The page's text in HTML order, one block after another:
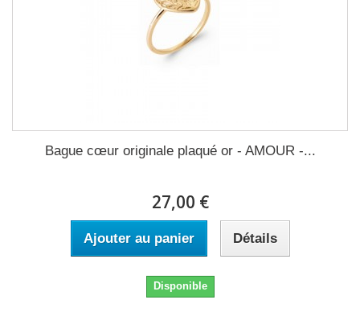
Bague cœur originale plaqué or - AMOUR -...
27,00 €
Ajouter au panier Détails
Disponible